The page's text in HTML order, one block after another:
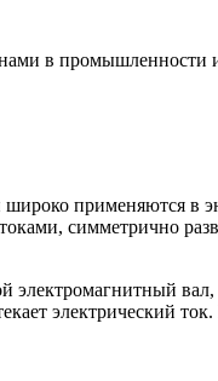
в
применяются в
симметрично
электрический